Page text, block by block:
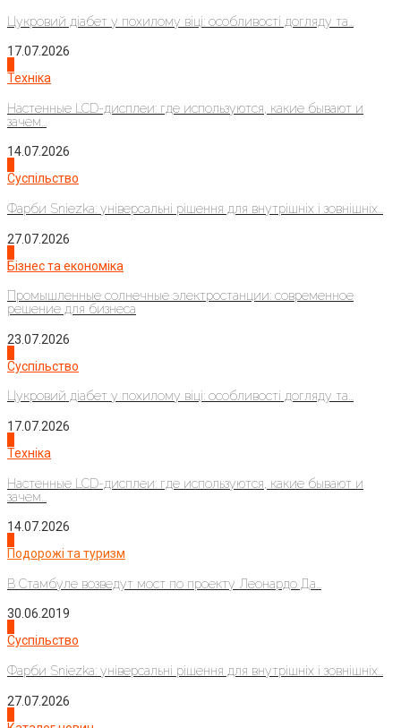
Цукровий діабет у похилому віці: особливості догляду та...
17.07.2026
Техніка
Настенные LCD-дисплеи: где используются, какие бывают и
зачем...
14.07.2026
Суспільство
Фарби Sniezka: універсальні рішення для внутрішніх і зовнішніх...
27.07.2026
Бізнес та економіка
Промышленные солнечные электростанции: современное
решение для бизнеса
23.07.2026
Суспільство
Цукровий діабет у похилому віці: особливості догляду та...
17.07.2026
Техніка
Настенные LCD-дисплеи: где используются, какие бывают и
зачем...
14.07.2026
Подорожі та туризм
В Стамбуле возведут мост по проекту Леонардо Да...
30.06.2019
Суспільство
Фарби Sniezka: універсальні рішення для внутрішніх і зовнішніх...
27.07.2026